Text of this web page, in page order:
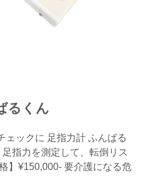
るくん
ェックに 足指力計 ふんばる
指力を測定して、転倒リス
】¥150,000- 要介護になる危